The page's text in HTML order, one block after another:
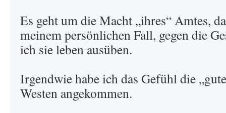
Es geht um die Macht „ihres“ Amtes,
meinem persönlichen Fall, gegen die
ich sie leben ausüben.
Irgendwie habe ich das Gefühl die
Westen angekommen.